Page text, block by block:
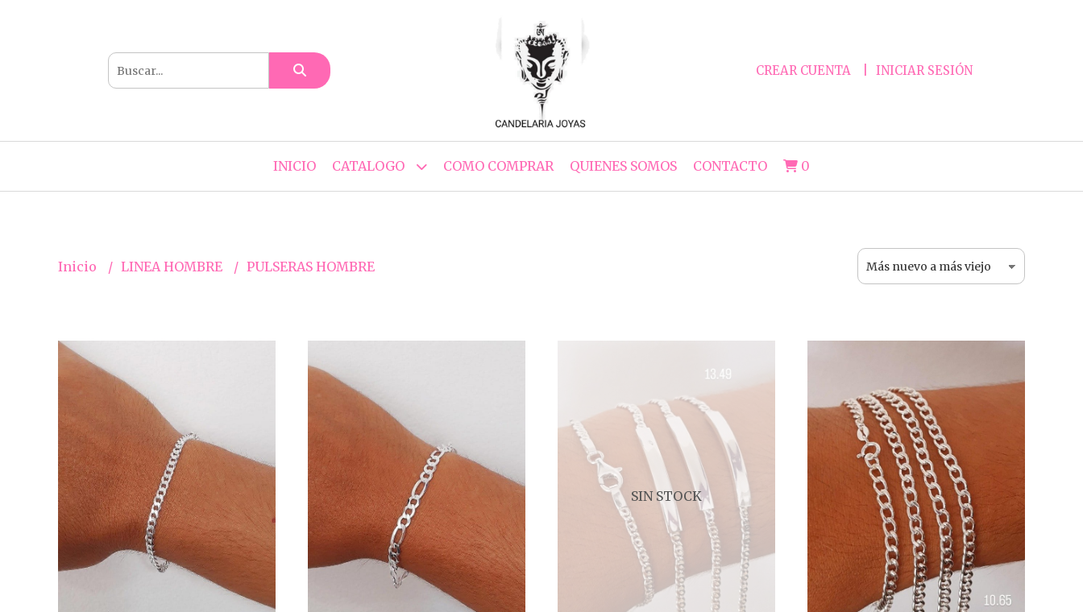
CREAR CUENTA INICIAR SESIÓN
INICIO CATALOGO COMO COMPRAR QUIENES SOMOS CONTACTO 0
Inicio LINEA HOMBRE PULSERAS HOMBRE
SIN STOCK